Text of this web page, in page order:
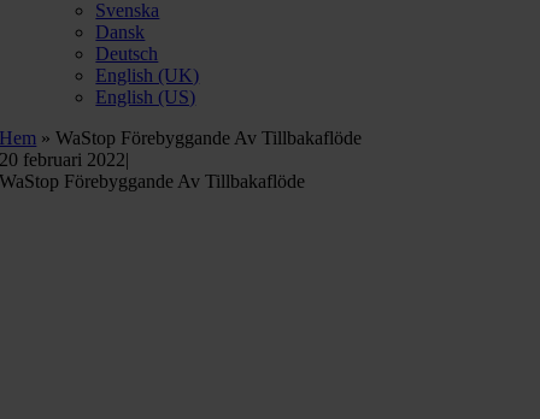
Svenska
Dansk
Deutsch
English (UK)
English (US)
Hem »WaStop Förebyggande Av Tillbakaflöde
20 februari 2022|
WaStop Förebyggande Av Tillbakaflöde